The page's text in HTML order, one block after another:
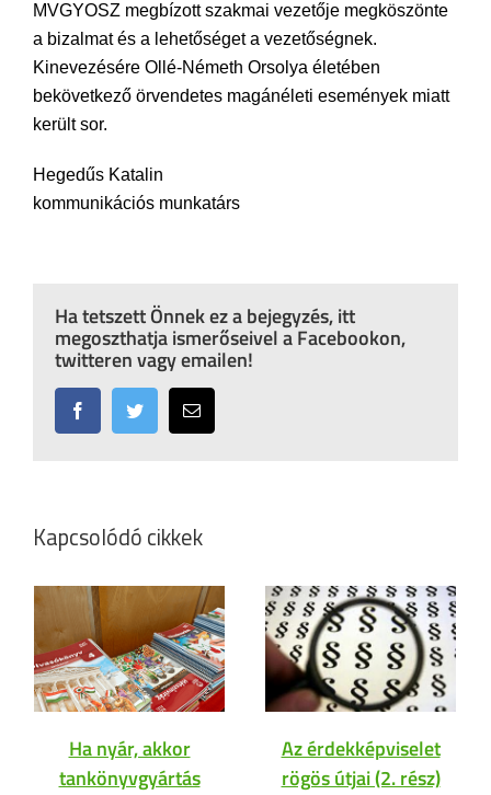
MVGYOSZ megbízott szakmai vezetője megköszönte
a bizalmat és a lehetőséget a vezetőségnek.
Kinevezésére Ollé-Németh Orsolya életében
bekövetkező örvendetes magánéleti események miatt
került sor.
Hegedűs Katalin
kommunikációs munkatárs
Ha tetszett Önnek ez a bejegyzés, itt
megoszthatja ismerőseivel a Facebookon,
twitteren vagy emailen!
FacebookTwitter Email:
Kapcsolódó cikkek
Ha nyár, akkor
tankönyvgyártás
Az érdekképviselet
rögös útjai (2. rész)